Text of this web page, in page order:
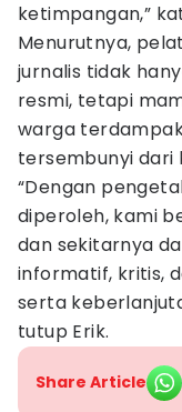
ketimpangan,”
Menurutnya,
jurnalis tidak
resmi, tetapi
warga
tersembunyi dari
“Dengan
diperoleh, kami
dan sekitarnya
informatif, kritis,
serta
tutup Erik.
Share Article